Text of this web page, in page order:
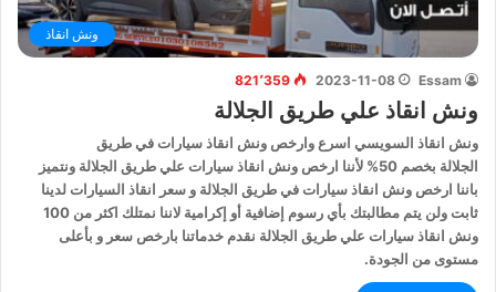
ونش انقاذ
Essam
2023-11-08 821٬359
ونش انقاذ علي طريق الجلالة
ونش انقاذ السويسي اسرع وارخص ونش انقاذ سيارات في طريق
الجلالة بخصم 50% لأننا ارخص ونش انقاذ سيارات علي طريق الجلالة ونتميز
باننا ارخص ونش انقاذ سيارات في طريق الجلالة و سعر انقاذ السيارات لدينا
ثابت ولن يتم مطالبتك بأي رسوم إضافية أو إكرامية لاننا نمتلك اكثر من 100
ونش انقاذ سيارات علي طريق الجلالة نقدم خدماتنا بارخص سعر و بأعلى
مستوى من الجودة.